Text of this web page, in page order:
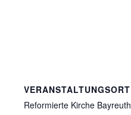
VERANSTALTUNGSORT
Reformierte Kirche Bayreuth